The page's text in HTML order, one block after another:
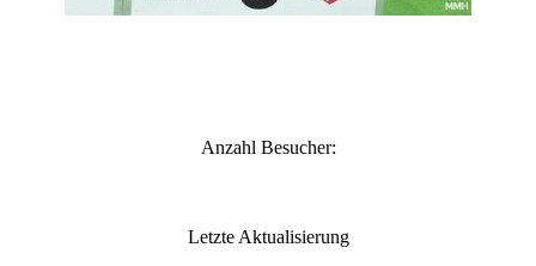
Anzahl Besucher:
Letzte Aktualisierung